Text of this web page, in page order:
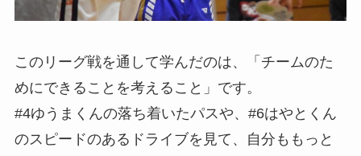
このリーグ戦を通して学んだのは、「チームのた
めにできることを考えること」です。
#4ゆうまくんの落ち着いたパスや、#6はやとくん
のスピードのあるドライブを見て、自分ももっと